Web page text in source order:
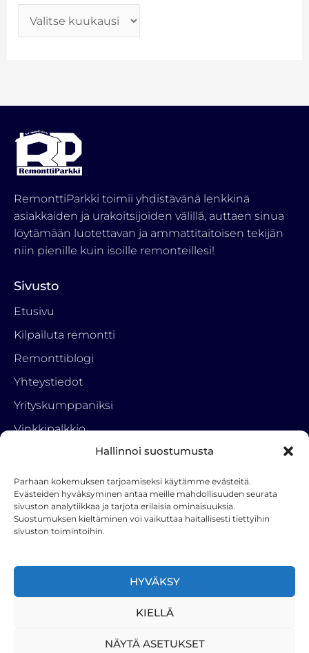
Hallinnoi suostumusta
Parhaan kokemuksen tarjoamiseksi käytämme evästeitä.
Evästeiden hyväksyminen antaa meille mahdollisuuden seurata
sivuston analytiikkaa ja tarjota erilaisia ominaisuuksia.
Suostumuksen kieltäminen voi vaikuttaa haitallisesti tiettyihin
sivuston toimintoihin.
HYVÄKSY
KIELLÄ
NÄYTÄ ASETUKSET
RemonttiParkki toimii yhdistävänä lenkkinä
asiakkaiden ja urakoitsijoiden välillä, auttaen sinua
löytämään luotettavan ja ammattitaitoisen tekijän
niin pienille kuin isoille remonteillesi!
Sivusto
Etusivu
Kilpailuta remontti
Remonttiblogi
Yhteystiedot
Yrityskumppaniksi
Vinkkipalkkio
Tietosuojaseloste
Ota yhteyttä
RemonttiParkki
050 3222 001
a